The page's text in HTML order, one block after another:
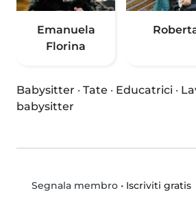
Emanuela
Florina
Babysitter · Tate · Educatrici ·
babysitter
Segnala membro• Iscriviti gratis